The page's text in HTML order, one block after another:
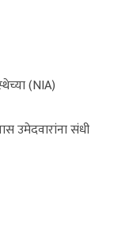
(NIA)
उमेदवारांना संधी